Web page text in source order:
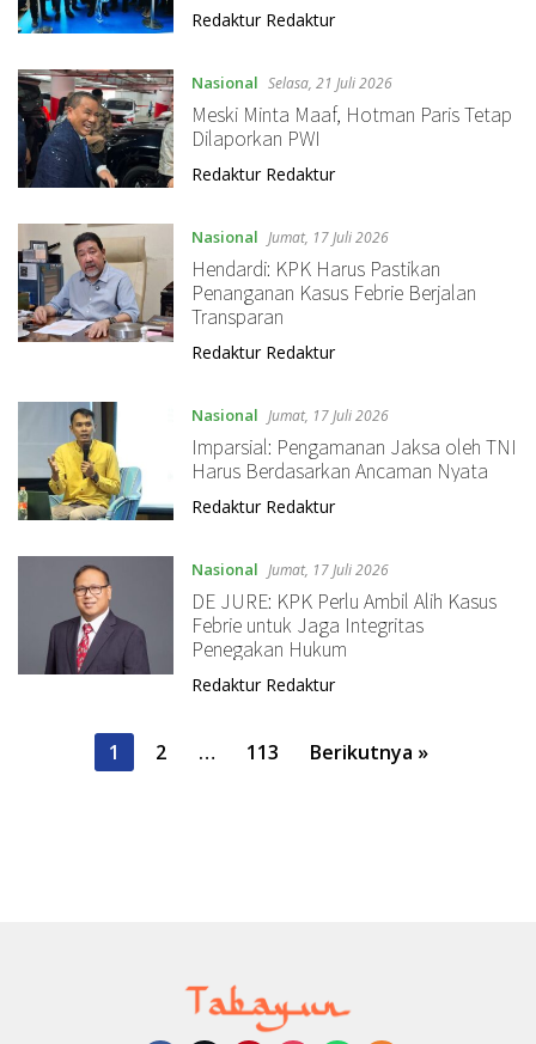
Redaktur Redaktur
Nasional Selasa, 21 Juli 2026
Meski Minta Maaf, Hotman Paris Tetap
Dilaporkan PWI
Redaktur Redaktur
Nasional Jumat, 17 Juli 2026
Hendardi: KPK Harus Pastikan
Penanganan Kasus Febrie Berjalan
Transparan
Redaktur Redaktur
Nasional Jumat, 17 Juli 2026
Imparsial: Pengamanan Jaksa oleh TNI
Harus Berdasarkan Ancaman Nyata
Redaktur Redaktur
Nasional Jumat, 17 Juli 2026
DE JURE: KPK Perlu Ambil Alih Kasus
Febrie untuk Jaga Integritas
Penegakan Hukum
Redaktur Redaktur
1 2 … 113 Berikutnya »